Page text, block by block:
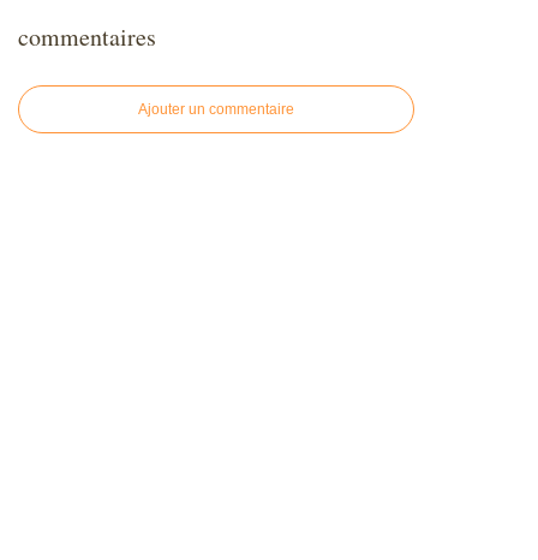
commentaires
Ajouter un commentaire